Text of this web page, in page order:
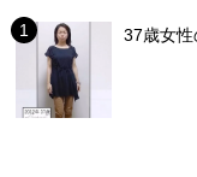
37歳女